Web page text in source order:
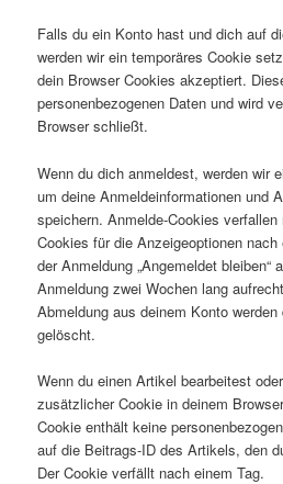
Falls du ein Konto hast und dich auf
werden wir ein temporäres Cookie
dein Browser Cookies akzeptiert.
personenbezogenen Daten und wird
Browser schließt.
Wenn du dich anmeldest, werden wir
um deine Anmeldeinformationen und
speichern. Anmelde-Cookies
Cookies für die Anzeigeoptionen
der Anmeldung „Angemeldet bleiben“
Anmeldung zwei Wochen lang
Abmeldung aus deinem Konto
gelöscht.
Wenn du einen Artikel bearbeitest
zusätzlicher Cookie in deinem
Cookie enthält keine
auf die Beitrags-ID des Artikels, den
Der Cookie verfällt nach einem Tag.